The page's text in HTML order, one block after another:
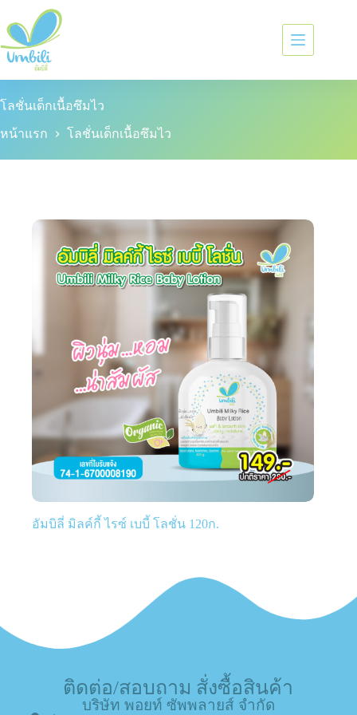
โลชั่นเด็กเนื้อซึมไว
หน้าแรก โลชั่นเด็กเนื้อซึมไว
อัมบิลี่ มิลค์กี้ ไรซ์ เบบี้ โลชั่น 120ก.
ติดต่อ/สอบถาม สั่งซื้อสินค้า
บริษัท พอยท์ ซัพพลายส์ จำกัด